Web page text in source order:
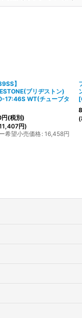
】
ブリヂストン)
17:46S WT(チューブタ
円(税別)
円)
希望小売価格: 16,458円
[
(